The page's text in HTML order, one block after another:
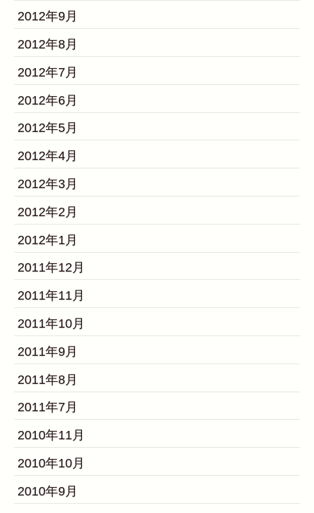
2012年9月
2012年8月
2012年7月
2012年6月
2012年5月
2012年4月
2012年3月
2012年2月
2012年1月
2011年12月
2011年11月
2011年10月
2011年9月
2011年8月
2011年7月
2010年11月
2010年10月
2010年9月